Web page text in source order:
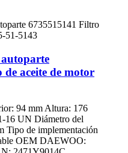
aceite de motor
94 mm Altura: 176
16 UN Diámetro del
Tipo de implementación
OEM DAEWOO: